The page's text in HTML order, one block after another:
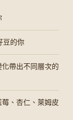
豆的你
帶出不同層次的
、杏仁、萊姆皮